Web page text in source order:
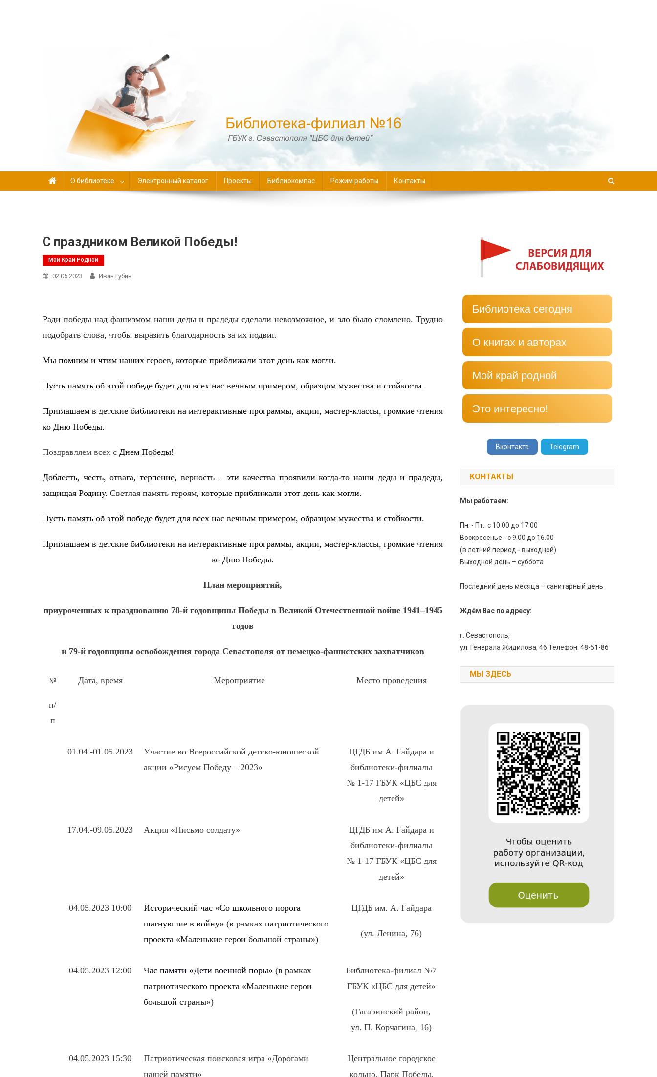
О библиотеке Электронный каталог Проекты Библиокомпас Режим работы Контакты
С праздником Великой Победы!
Мой Край Родной
02.05.2023 Иван Губин
Ради победы над фашизмом наши деды и прадеды сделали невозможное, и зло было сломлено. Трудно
подобрать слова, чтобы выразить благодарность за их подвиг.
Мы помним и чтим наших героев, которые приближали этот день как могли.
Пусть память об этой победе будет для всех нас вечным примером, образцом мужества и стойкости.
Приглашаем в детские библиотеки на интерактивные программы, акции, мастер-классы, громкие чтения
ко Дню Победы.
Поздравляем всех с Днем Победы!
Доблесть, честь, отвага, терпение, верность – эти качества проявили когда-то наши деды и прадеды,
защищая Родину. Светлая память героям, которые приближали этот день как могли.
Пусть память об этой победе будет для всех нас вечным примером, образцом мужества и стойкости.
Приглашаем в детские библиотеки на интерактивные программы, акции, мастер-классы, громкие чтения
ко Дню Победы.
План мероприятий,
приуроченных к празднованию 78-й годовщины Победы в Великой Отечественной войне 1941–1945
годов
и 79-й годовщины освобождения города Севастополя от немецко-фашистских захватчиков
№
п/
п
Дата, время Мероприятие Место проведения
01.04.-01.05.2023
Участие во Всероссийской детско-юношеской
акции «Рисуем Победу – 2023»
ЦГДБ им А. Гайдара и
библиотеки-филиалы
№ 1-17 ГБУК «ЦБС для
детей»
17.04.-09.05.2023 Акция «Письмо солдату»
ЦГДБ им А. Гайдара и
библиотеки-филиалы
№ 1-17 ГБУК «ЦБС для
детей»
04.05.2023 10:00 Исторический час «Со школьного порога
шагнувшие в войну» (в рамках патриотического
проекта «Маленькие герои большой страны»)
ЦГДБ им. А. Гайдара
(ул. Ленина, 76)
04.05.2023 12:00 Час памяти «Дети военной поры» (в рамках
патриотического проекта «Маленькие герои
большой страны»)
Библиотека-филиал №7
ГБУК «ЦБС для детей»
(Гагаринский район,
ул. П. Корчагина, 16)
04.05.2023 15:30
Патриотическая поисковая игра «Дорогами
нашей памяти»
Центральное городское
кольцо, Парк Победы,
Библиотека сегодня
О книгах и авторах
Мой край родной
Это интересно!
Вконтакте Telegram
КОНТАКТЫ
Мы работаем:
Пн. - Пт.: с 10.00 до 17.00
Воскресенье - с 9.00 до 16.00
(в летний период - выходной)
Выходной день – суббота
Последний день месяца – санитарный день
Ждём Вас по адресу:
г. Севастополь,
ул. Генерала Жидилова, 46 Телефон: 48-51-86
МЫ ЗДЕСЬ